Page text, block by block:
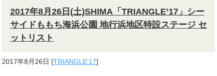
2017年8月26日(土)SHIMA「TRIANGLE’17」シー
サイドももち海浜公園 地行浜地区特設ステージ セ
ットリスト
2017年8月26日 [TRIANGLE'17]